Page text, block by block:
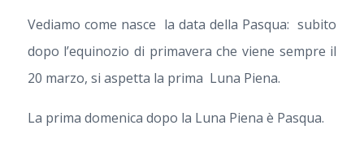
Vediamo come nasce la data della Pasqua: subito
dopo l’equinozio di primavera che viene sempre il
20 marzo, si aspetta la prima Luna Piena.
La prima domenica dopo la Luna Piena è Pasqua.